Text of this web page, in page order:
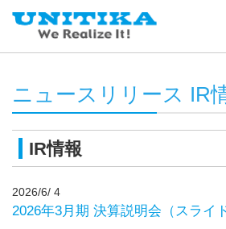
ニュースリリース IR
IR情報
2026/6/ 4
2026年3月期 決算説明会（スライ